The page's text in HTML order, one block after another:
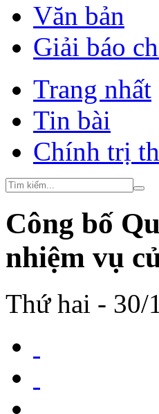
Văn bản
Giải báo
Trang nhất
Tin bài
Chính trị
Công bố
nhiệm vụ
Thứ hai -